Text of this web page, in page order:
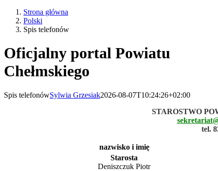
Strona główna
Polski
Spis telefonów
Oficjalny portal Powiatu
Chełmskiego
Spis telefonówSylwia Grzesiak2026-08-07T10:24:26+02:00
STAROSTWO
tel.
nazwisko i imię
Starosta
Deniszczuk Piotr